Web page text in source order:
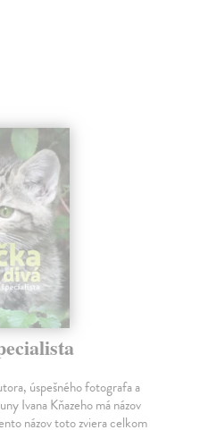
úspešného fotografa a
Ivana Kňazeho má názov
názov toto zviera celkom